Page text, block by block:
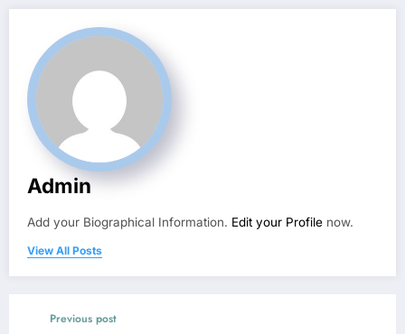
Admin
Add your Biographical Information. Edit your Profile now.
View All Posts
Previous post